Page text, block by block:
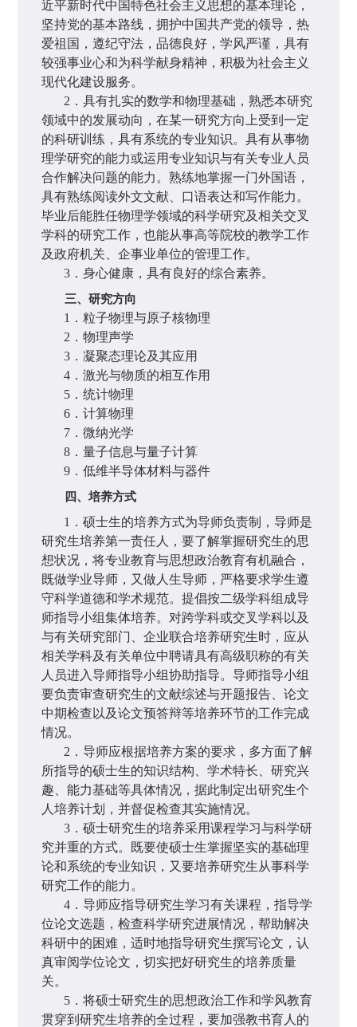
近平新时代中国特色社会主义思想的基本理论，
坚持党的基本路线，拥护中国共产党的领导，热
爱祖国，遵纪守法，品德良好，学风严谨，具有
较强事业心和为科学献身精神，积极为社会主义
现代化建设服务。
2 ．具有扎实的数学和物理基础，熟悉本研究
领域中的发展动向，在某一研究方向上受到一定
的科研训练，具有系统的专业知识。具有从事物
理学研究的能力或运用专业知识与有关专业人员
合作解决问题的能力。熟练地掌握一门外国语，
具有熟练阅读外文文献、口语表达和写作能力。
毕业后能胜任物理学领域的科学研究及相关交叉
学科的研究工作，也能从事高等院校的教学工作
及政府机关、企事业单位的管理工作。
3 ．身心健康，具有良好的综合素养。
三、研究方向
1 ．粒子物理与原子核物理
2 ．物理声学
3 ．凝聚态理论及其应用
4 ．激光与物质的相互作用
5 ．统计物理
6 ．计算物理
7 ．微纳光学
8 ．量子信息与量子计算
9 ．低维半导体材料与器件
四、培养方式
1 ．硕士生的培养方式为导师负责制，导师是
研究生培养第一责任人，要了解掌握研究生的思
想状况，将专业教育与思想政治教育有机融合，
既做学业导师，又做人生导师，严格要求学生遵
守科学道德和学术规范。提倡按二级学科组成导
师指导小组集体培养。对跨学科或交叉学科以及
与有关研究部门、企业联合培养研究生时，应从
相关学科及有关单位中聘请具有高级职称的有关
人员进入导师指导小组协助指导。导师指导小组
要负责审查研究生的文献综述与开题报告、论文
中期检查以及论文预答辩等培养环节的工作完成
情况。
2 ．导师应根据培养方案的要求，多方面了解
所指导的硕士生的知识结构、学术特长、研究兴
趣、能力基础等具体情况，据此制定出研究生个
人培养计划，并督促检查其实施情况。
3 ．硕士研究生的培养采用课程学习与科学研
究并重的方式。既要使硕士生掌握坚实的基础理
论和系统的专业知识，又要培养研究生从事科学
研究工作的能力。
4 ．导师应指导研究生学习有关课程，指导学
位论文选题，检查科学研究进展情况，帮助解决
科研中的困难，适时地指导研究生撰写论文，认
真审阅学位论文，切实把好研究生的培养质量
关。
5 ．将硕士研究生的思想政治工作和学风教育
贯穿到研究生培养的全过程，要加强教书育人的